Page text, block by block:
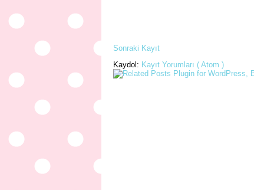
Sonraki Kayıt
Kaydol: Kayıt Yorumları ( Atom )